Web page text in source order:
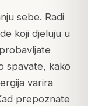
sebe. Radi
koji djeluju u
spavate, kako
varira
prepoznate